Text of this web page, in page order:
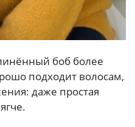
боб более
подходит волосам,
даже простая